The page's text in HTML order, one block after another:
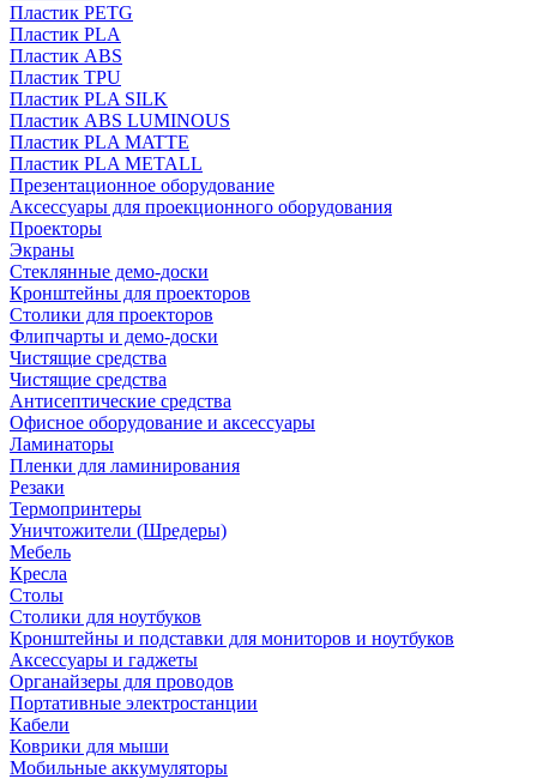
Пластик PETG
Пластик PLA
Пластик ABS
Пластик TPU
Пластик PLA SILK
Пластик ABS LUMINOUS
Пластик PLA MATTE
Пластик PLA METALL
Презентационное оборудование
Аксессуары для проекционного оборудования
Проекторы
Экраны
Стеклянные демо-доски
Кронштейны для проекторов
Столики для проекторов
Флипчарты и демо-доски
Чистящие средства
Чистящие средства
Антисептические средства
Офисное оборудование и аксессуары
Ламинаторы
Пленки для ламинирования
Резаки
Термопринтеры
Уничтожители (Шредеры)
Мебель
Кресла
Столы
Столики для ноутбуков
Кронштейны и подставки для мониторов и ноутбуков
Аксессуары и гаджеты
Органайзеры для проводов
Портативные электростанции
Кабели
Коврики для мыши
Мобильные аккумуляторы